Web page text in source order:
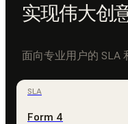
实现伟大创
面向专业用户的 SLA
SLA
Form 4